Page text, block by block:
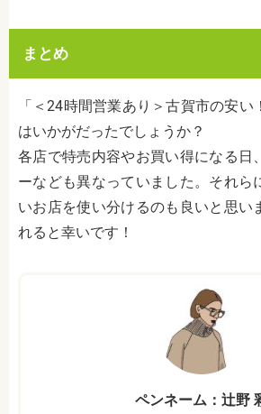
まとめ
「＜24時間営業あり＞古賀市の安い
はいかがだったでしょうか？
各店で特売内容やお買い得になる日
ーなども異なっていました。それら
いお店を使い分けるのも良いと思い
れると幸いです！
ペンネーム：辻野